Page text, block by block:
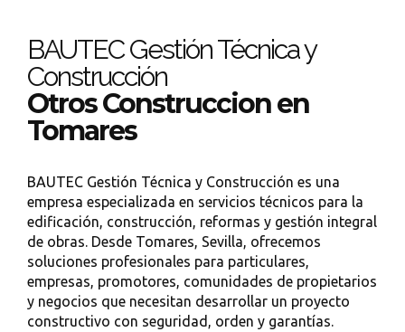
BAUTEC Gestión Técnica y
Construcción
Otros Construccion en
Tomares
BAUTEC Gestión Técnica y Construcción es una
empresa especializada en servicios técnicos para la
edificación, construcción, reformas y gestión integral
de obras. Desde Tomares, Sevilla, ofrecemos
soluciones profesionales para particulares,
empresas, promotores, comunidades de propietarios
y negocios que necesitan desarrollar un proyecto
constructivo con seguridad, orden y garantías.